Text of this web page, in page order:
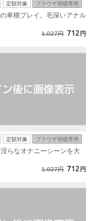
定額対象 ブラウザ視聴専用
卑猥プレイ。毛深いアナル
1,027円 712 円
定額対象 ブラウザ視聴専用
らなオナニーシーンを大
1,027円 712 円